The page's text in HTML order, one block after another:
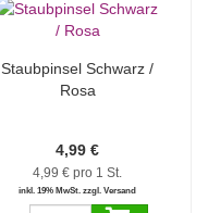
Staubpinsel Schwarz /
Rosa
4,99 €
4,99 € pro 1 St.
inkl. 19% MwSt. zzgl. Versand